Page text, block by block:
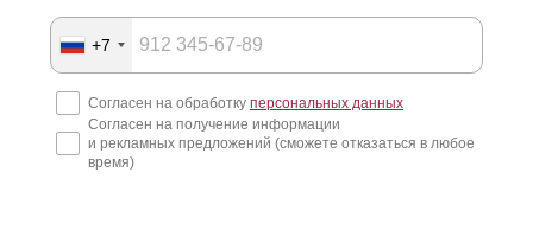
+7
Согласен на обработку персональных данных
Согласен на получение информации
и рекламных предложений (сможете отказаться в любое
время)